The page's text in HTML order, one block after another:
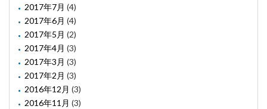
2017年7月 (4)
2017年6月 (4)
2017年5月 (2)
2017年4月 (3)
2017年3月 (3)
2017年2月 (3)
2016年12月 (3)
2016年11月 (3)